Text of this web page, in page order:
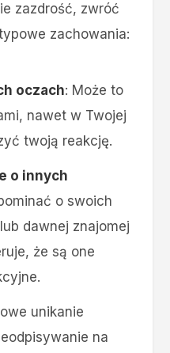
zazdrość, zwróć
zachowania:
oczach: Może to
nawet w Twojej
twoją reakcję.
o innych
o swoich
dawnej znajomej
że są one
unikanie
na